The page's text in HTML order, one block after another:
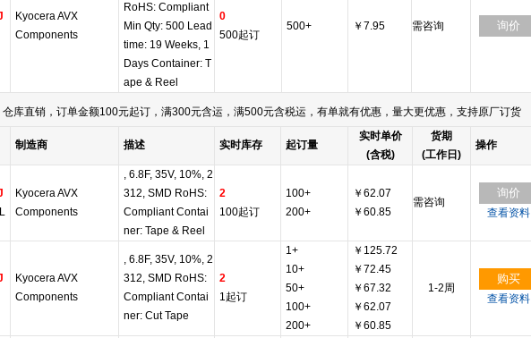
Kyocera AVX
Components
RoHS: Compliant
Min Qty: 500 Lead
time: 19 Weeks, 1
Days Container: T
ape & Reel
0
500起订
500+ ￥7.95 需咨询 询价
库直销，订单金额100元起订，满300元含运，满500元含税运，有单就有优惠，量大更优惠，支持原厂订货
制造商 描述 实时库存 起订量
实时单价
(含税)
货期
(工作日)
操作
Kyocera AVX
Components
, 6.8F, 35V, 10%, 2
312, SMD RoHS:
Compliant Contai
ner: Tape & Reel
2
100起订
100+
200+
￥62.07
￥60.85
需咨询
询价
查看资料
Kyocera AVX
Components
, 6.8F, 35V, 10%, 2
312, SMD RoHS:
Compliant Contai
ner: Cut Tape
2
1起订
1+
10+
50+
100+
200+
￥125.72
￥72.45
￥67.32
￥62.07
￥60.85
1-2周
购买
查看资料